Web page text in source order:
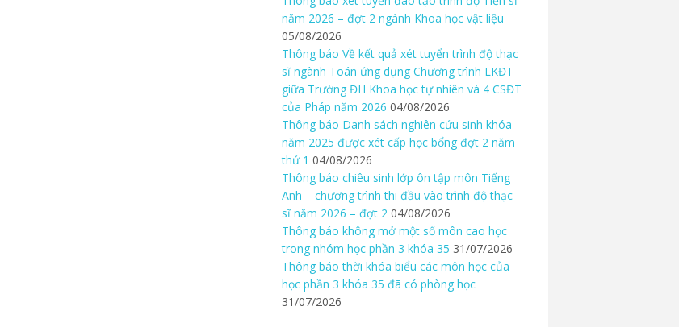
năm 2026 – đợt 2 ngành Khoa học vật liệu
05/08/2026
Thông báo Về kết quả xét tuyển trình độ thạc
sĩ ngành Toán ứng dụng Chương trình LKĐT
giữa Trường ĐH Khoa học tự nhiên và 4 CSĐT
của Pháp năm 2026 04/08/2026
Thông báo Danh sách nghiên cứu sinh khóa
năm 2025 được xét cấp học bổng đợt 2 năm
thứ 1 04/08/2026
Thông báo chiêu sinh lớp ôn tập môn Tiếng
Anh – chương trình thi đầu vào trình độ thạc
sĩ năm 2026 – đợt 2 04/08/2026
Thông báo không mở một số môn cao học
trong nhóm học phần 3 khóa 35 31/07/2026
Thông báo thời khóa biểu các môn học của
học phần 3 khóa 35 đã có phòng học
31/07/2026